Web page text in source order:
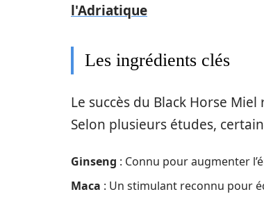
l'Adriatique
Les ingrédients clés
Le succès du Black Horse
Selon plusieurs études,
Ginseng : Connu pour augmenter
Maca : Un stimulant reconnu pour